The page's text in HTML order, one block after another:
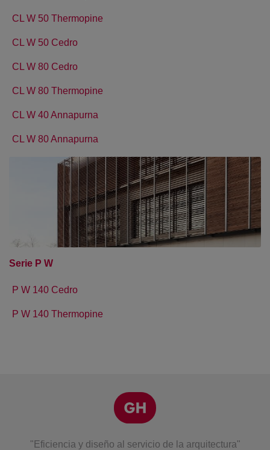
CL W 50 Thermopine
CL W 50 Cedro
CL W 80 Cedro
CL W 80 Thermopine
CL W 40 Annapurna
CL W 80 Annapurna
Serie P W
P W 140 Cedro
P W 140 Thermopine
"Eficiencia y diseño al servicio de la arquitectura"